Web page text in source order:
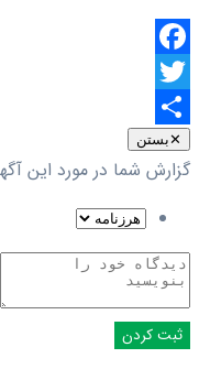
Facebook
Twitter
اشتراک
گذاری
✕بستن
گزارش شما در مورد این
ثبت کردن